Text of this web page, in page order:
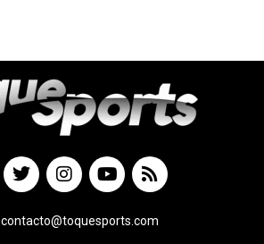
contacto@toquesports.com